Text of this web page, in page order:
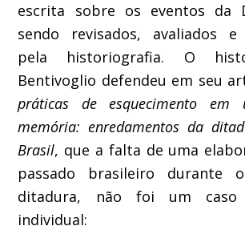
escrita sobre os eventos da
sendo revisados, avaliados e
pela historiografia. O
Bentivoglio defendeu em seu
práticas de esquecimento
memória: enredamentos da
Brasil, que a falta de uma
passado brasileiro durante
ditadura, não foi um caso
individual: